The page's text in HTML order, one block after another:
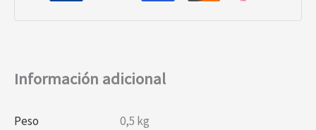
Información adicional
Peso
0,5 kg